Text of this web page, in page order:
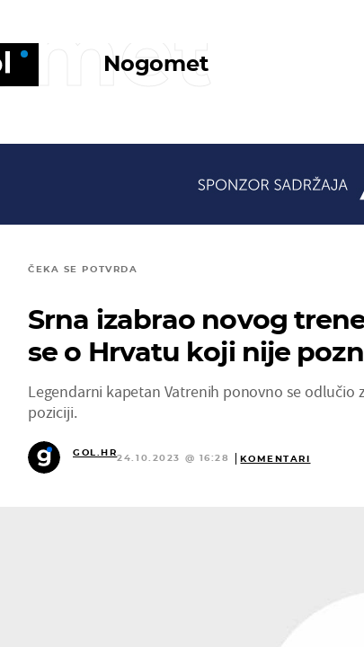
Nogomet
ČEKA SE POTVRDA
Srna izabrao novog
se o Hrvatu koji nije
Legendarni kapetan Vatrenih ponovno se odlučio
poziciji.
GOL.HR
24.10.2023 @ 16:28 KOMENTARI